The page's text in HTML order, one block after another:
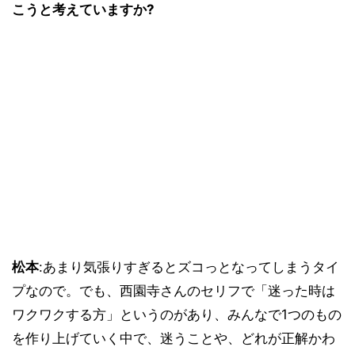
こうと考えていますか?
松本:あまり気張りすぎるとズコっとなってしまうタイ
プなので。でも、西園寺さんのセリフで「迷った時は
ワクワクする方」というのがあり、みんなで1つのもの
を作り上げていく中で、迷うことや、どれが正解かわ